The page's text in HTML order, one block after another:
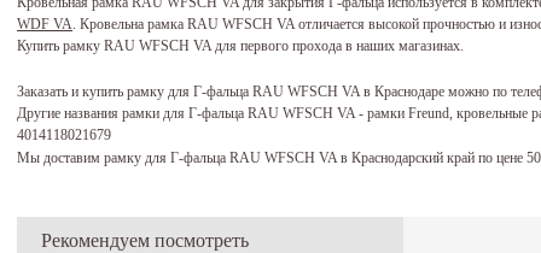
WDF VA . Кровельна рамка RAU WFSCH VA отличается высокой прочностью и
Купить рамку RAU WFSCH VA для первого прохода в наших магазинах.
Заказать и купить рамку для Г-фальца RAU WFSCH​ VA в Краснодаре можно по
Другие названия рамки для Г-фальца RAU WFSCH​ VA - рамки Freund, кровельные
4014118021679
Мы доставим рамку для Г-фальца RAU WFSCH​ VA в Краснодарский край по цене
Рекомендуем посмотреть